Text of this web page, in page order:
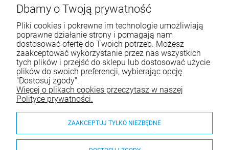
Tel.:
E-mail: sklep@be-effective.pl
Moje konto
Baza wiedzy
Płatności i dostawa
Informacje
O nas
Dbamy o Twoją prywatność
Pliki cookies i pokrewne im technologie umożliwiają
poprawne działanie strony i pomagają nam
dostosować ofertę do Twoich potrzeb. Możesz
zaakceptować wykorzystanie przez nas wszystkich
tych plików i przejść do sklepu lub dostosować użycie
plików do swoich preferencji, wybierając opcję
"Dostosuj zgody".
Więcej o plikach cookies przeczytasz w naszej
Polityce prywatności.
ZAAKCEPTUJ TYLKO NIEZBĘDNE